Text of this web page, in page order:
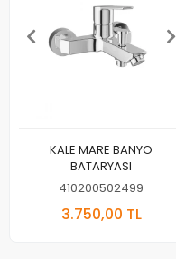
KALE MARE BANYO
BATARYASI
410200502499
3.750,00 TL